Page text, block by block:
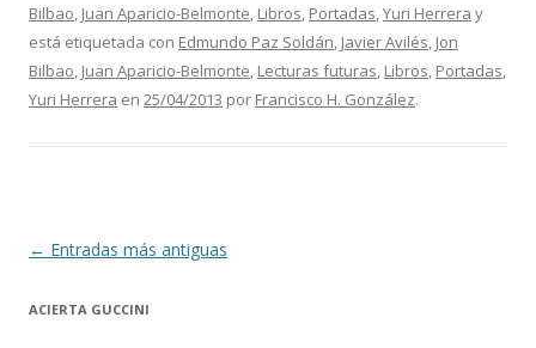
Bilbao, Juan Aparicio-Belmonte, Libros, Portadas,Yuri Herrera y
está etiquetada con Edmundo Paz Soldán, Javier Avilés, Jon
Bilbao, Juan Aparicio-Belmonte, Lecturas futuras, Libros, Portadas,
Yuri Herrera en 25/04/2013 por Francisco H. González.
Navegación de entradas
← Entradas más antiguas
ACIERTA GUCCINI